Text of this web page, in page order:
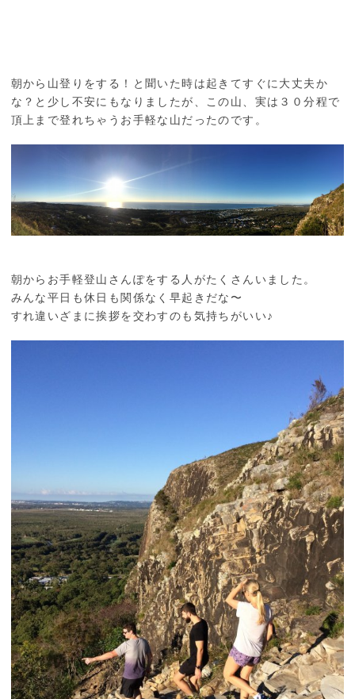
朝から山登りをする！と聞いた時は起きてすぐに大丈夫か
な？と少し不安にもなりましたが、この山、実は３０分程で
頂上まで登れちゃうお手軽な山だったのです。
朝からお手軽登山さんぽをする人がたくさんいました。
みんな平日も休日も関係なく早起きだな〜
すれ違いざまに挨拶を交わすのも気持ちがいい♪